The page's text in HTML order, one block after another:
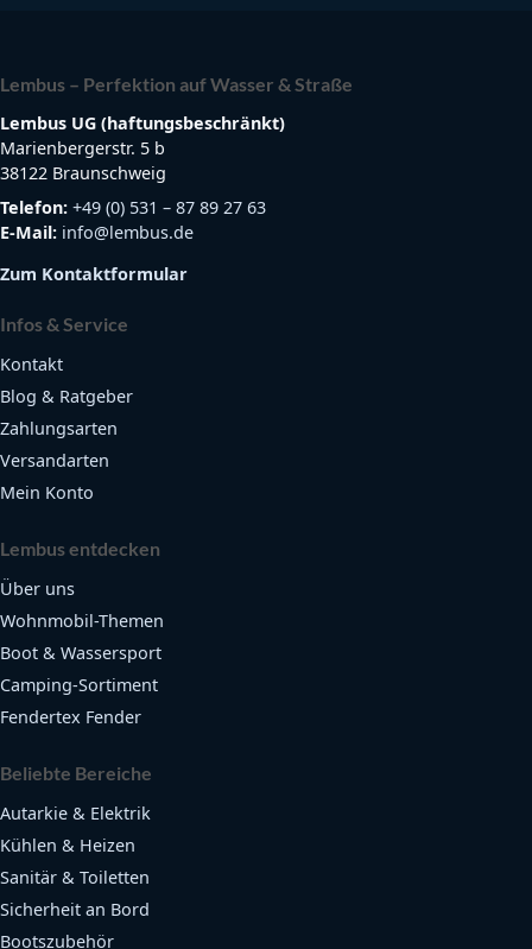
Lembus – Perfektion auf Wasser & Straße
Lembus UG (haftungsbeschränkt)
Marienbergerstr. 5 b
38122 Braunschweig
Telefon: +49 (0) 531 – 87 89 27 63
E-Mail: info@lembus.de
Zum Kontaktformular
Infos & Service
Kontakt
Blog & Ratgeber
Zahlungsarten
Versandarten
Mein Konto
Lembus entdecken
Über uns
Wohnmobil-Themen
Boot & Wassersport
Camping-Sortiment
Fendertex Fender
Beliebte Bereiche
Autarkie & Elektrik
Kühlen & Heizen
Sanitär & Toiletten
Sicherheit an Bord
Bootszubehör